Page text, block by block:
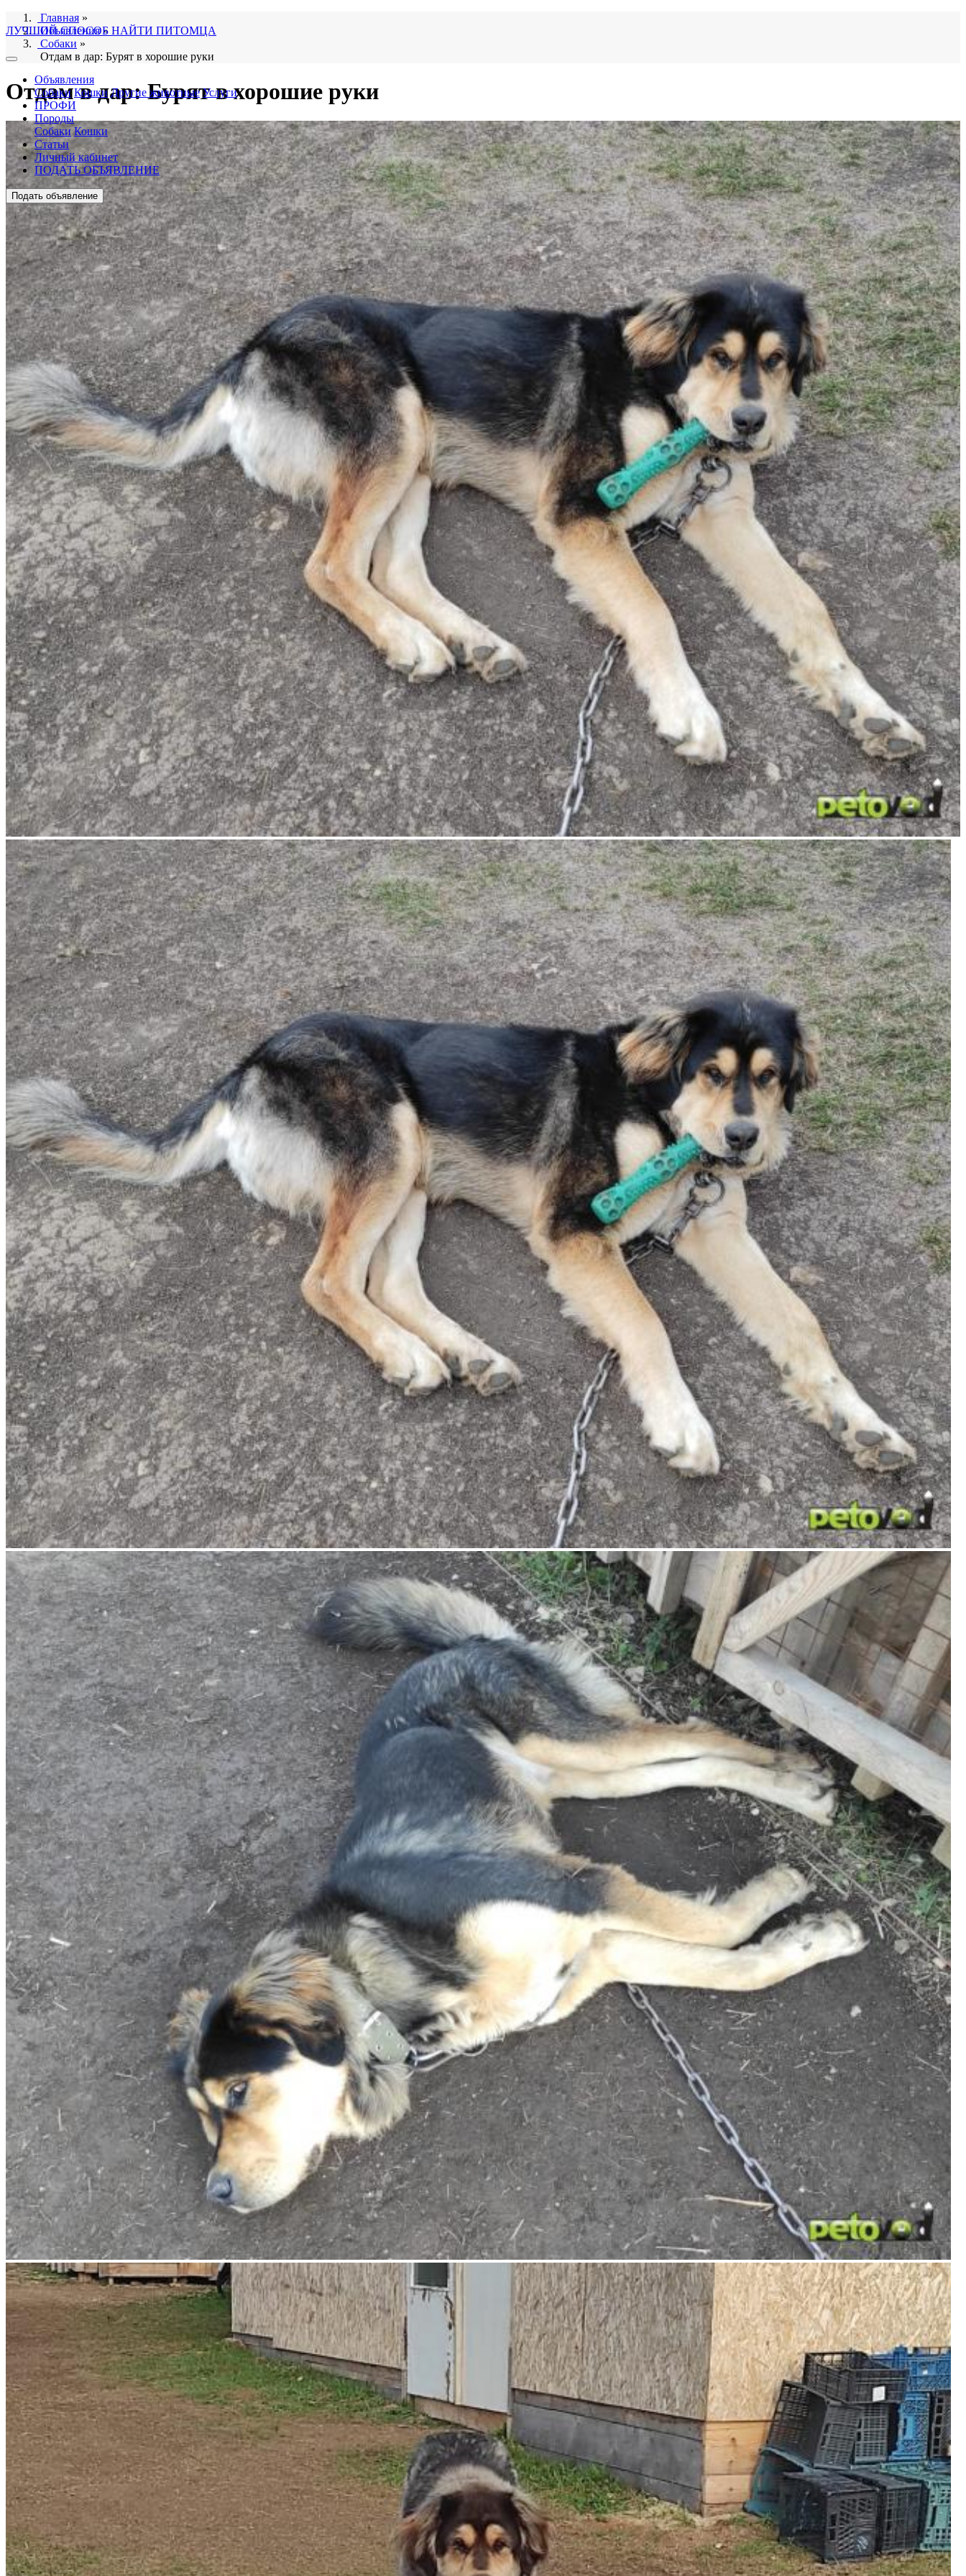
ЛУЧШИЙ СПОСОБ НАЙТИ ПИТОМЦА
Объявления
Собаки Кошки Другие животные Услуги
ПРОФИ
Породы
Собаки Кошки
Статьи
Личный кабинет
ПОДАТЬ ОБЪЯВЛЕНИЕ
Подать объявление
Главная »
Объявления»
Собаки »
Отдам в дар: Бурят в хорошие руки
Отдам в дар: Бурят в хорошие руки